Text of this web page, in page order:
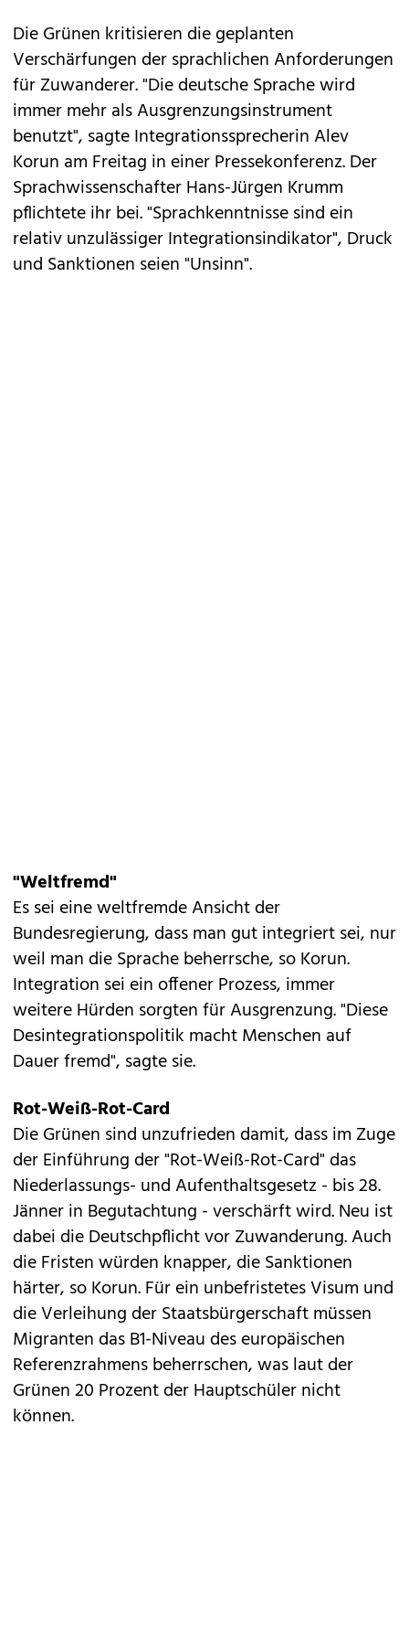
Die Grünen kritisieren die geplanten
Verschärfungen der sprachlichen Anforderungen
für Zuwanderer. "Die deutsche Sprache wird
immer mehr als Ausgrenzungsinstrument
benutzt", sagte Integrationssprecherin Alev
Korun am Freitag in einer Pressekonferenz. Der
Sprachwissenschafter Hans-Jürgen Krumm
pflichtete ihr bei. "Sprachkenntnisse sind ein
relativ unzulässiger Integrationsindikator", Druck
und Sanktionen seien "Unsinn".
"Weltfremd"
Es sei eine weltfremde Ansicht der
Bundesregierung, dass man gut integriert sei, nur
weil man die Sprache beherrsche, so Korun.
Integration sei ein offener Prozess, immer
weitere Hürden sorgten für Ausgrenzung. "Diese
Desintegrationspolitik macht Menschen auf
Dauer fremd", sagte sie.
Rot-Weiß-Rot-Card
Die Grünen sind unzufrieden damit, dass im Zuge
der Einführung der "Rot-Weiß-Rot-Card" das
Niederlassungs- und Aufenthaltsgesetz - bis 28.
Jänner in Begutachtung - verschärft wird. Neu ist
dabei die Deutschpflicht vor Zuwanderung. Auch
die Fristen würden knapper, die Sanktionen
härter, so Korun. Für ein unbefristetes Visum und
die Verleihung der Staatsbürgerschaft müssen
Migranten das B1-Niveau des europäischen
Referenzrahmens beherrschen, was laut der
Grünen 20 Prozent der Hauptschüler nicht
können.